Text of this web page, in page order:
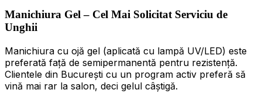
Manichiura Gel – Cel Mai Solicitat Serviciu de
Unghii
Manichiura cu ojă gel (aplicată cu lampă UV/LED) este
preferată față de semipermanentă pentru rezistență.
Clientele din București cu un program activ preferă să
vină mai rar la salon, deci gelul câștigă.